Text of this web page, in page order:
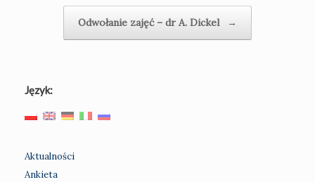
Odwołanie zajęć – dr A. Dickel →
Język:
Aktualności
Ankieta